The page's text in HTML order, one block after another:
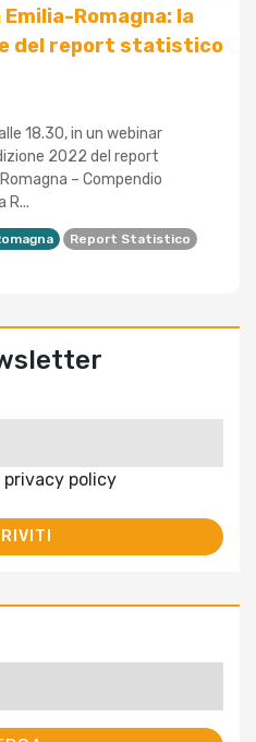
Romagna: la
del report statistico
18.30, in un webinar
2022 del report
– Compendio
R...
Report Statistico
policy